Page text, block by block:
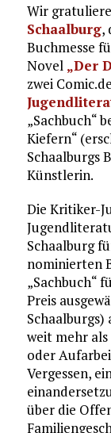
Wir
Schaalburg,
Buchmesse
Novel „Der
zwei
„Sachbuch“
Kiefern“
Schaalburgs
Künstlerin.
Die Kritiker-
Schaalburg
nominierten
„Sachbuch“
Preis
weit mehr
oder
Vergessen,
über die